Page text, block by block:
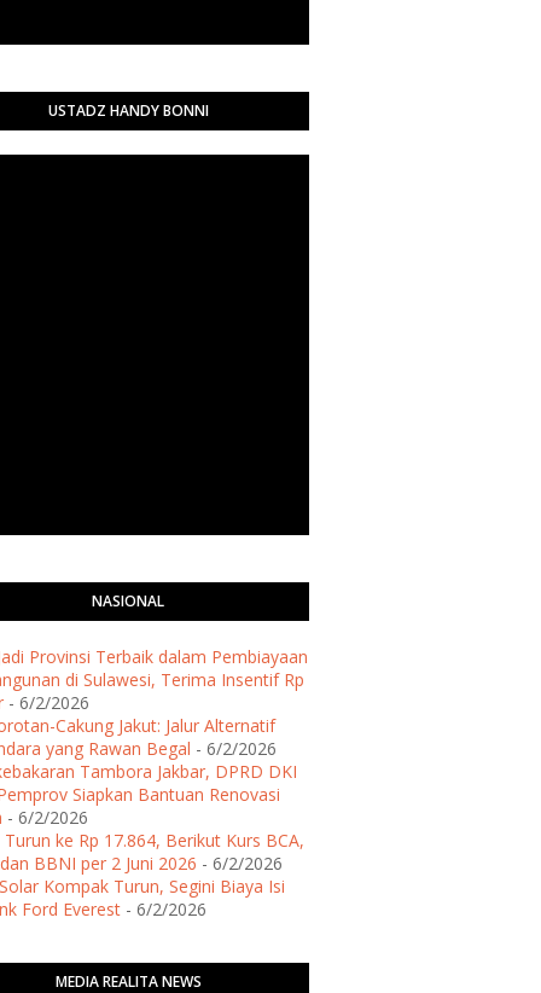
USTADZ HANDY BONNI
NASIONAL
Provinsi Terbaik dalam Pembiayaan
di Sulawesi, Terima Insentif Rp
- 6/2/2026
Cakung Jakut: Jalur Alternatif
yang Rawan Begal - 6/2/2026
Tambora Jakbar, DPRD DKI
Siapkan Bantuan Renovasi
- 6/2/2026
Turun ke Rp 17.864, Berikut Kurs BCA,
BBNI per 2 Juni 2026 - 6/2/2026
Kompak Turun, Segini Biaya Isi
Ford Everest - 6/2/2026
MEDIA REALITA NEWS